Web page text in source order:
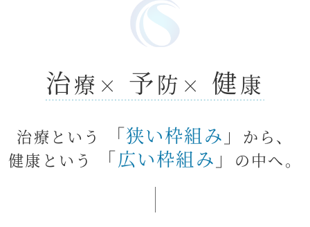
治療 × 予防 × 健康
治療という 「狭い枠組み 」
から、
健康という
「広い枠組み 」 の中へ。